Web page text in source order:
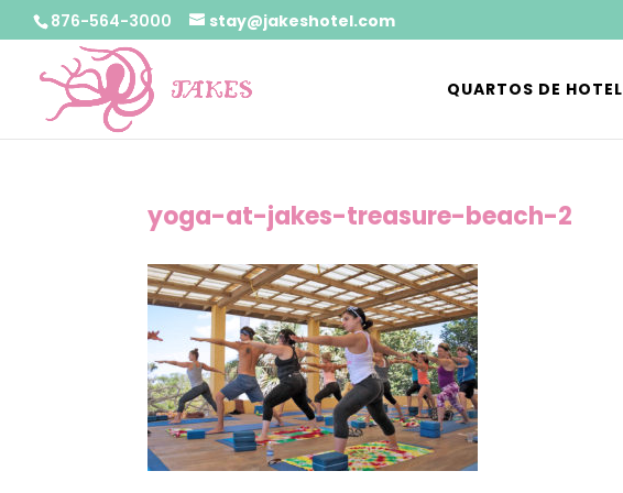
876-564-3000 stay@jakeshotel.com
QUARTOS DE HOTEL
yoga-at-jakes-treasure-beach-2